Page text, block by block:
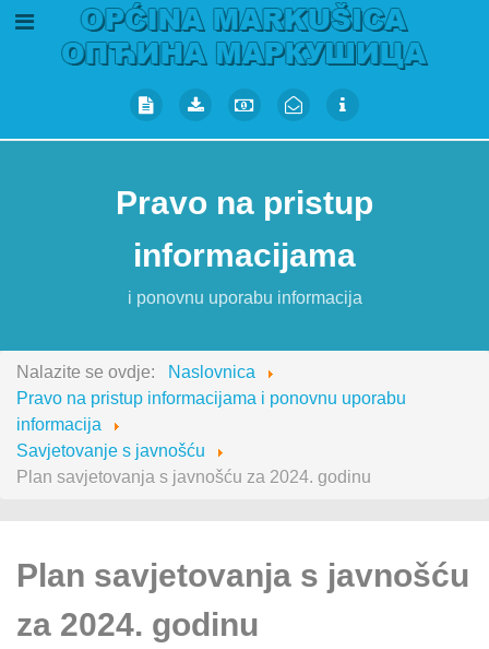
Pravo na pristup
informacijama
i ponovnu uporabu informacija
Nalazite se ovdje:
Naslovnica
Pravo na pristup informacijama i ponovnu uporabu
informacija
Savjetovanje s javnošću
Plan savjetovanja s javnošću za 2024. godinu
Plan savjetovanja s javnošću
za 2024. godinu